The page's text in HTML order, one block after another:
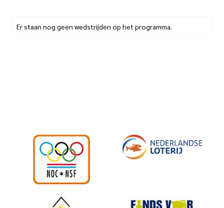
Er staan nog geen wedstrijden op het programma.